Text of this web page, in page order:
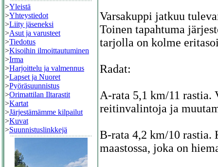
>Yleistä
>Yhteystiedot
>Liity jäseneksi
>Asut ja varusteet
>Tiedotus
>Kisoihin ilmoittautuminen
>Irma
>Harjoittelu ja valmennus
>Lapset ja Nuoret
>Pyöräsuunnistus
>Orimattilan Iltarastit
>Kartat
>Järjestämämme kilpailut
>Kuvat
>Suunnistuslinkkejä
Varsakuppi jatkuu
Toinen tapahtuma
tarjolla on kolme
Radat:
A-rata 5,1 km/11 rastia.
reitinvalintoja ja
B-rata 4,2 km/10 rastia.
maastossa, joka on